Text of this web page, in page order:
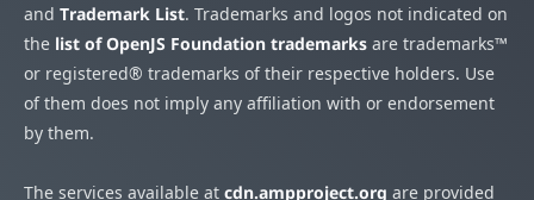
and Trademark List. Trademarks and logos not indicated on
the list of OpenJS Foundation trademarks are trademarks™
or registered® trademarks of their respective holders. Use
of them does not imply any affiliation with or endorsement
by them.
The services available at cdn.ampproject.org are provided